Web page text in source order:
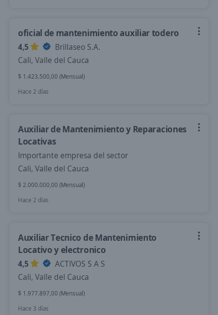
oficial de mantenimiento auxiliar todero
4,5
Brillaseo S.A.
Cali, Valle del Cauca
$ 1.423.500,00 (Mensual)
Hace 2 días
Auxiliar de Mantenimiento y Reparaciones
Locativas
Importante empresa del sector
Cali, Valle del Cauca
$ 2.000.000,00 (Mensual)
Hace 2 días
Auxiliar Tecnico de Mantenimiento
Locativo y electronico
4,5
ACTIVOS S A S
Cali, Valle del Cauca
$ 1.977.897,00 (Mensual)
Hace 3 días